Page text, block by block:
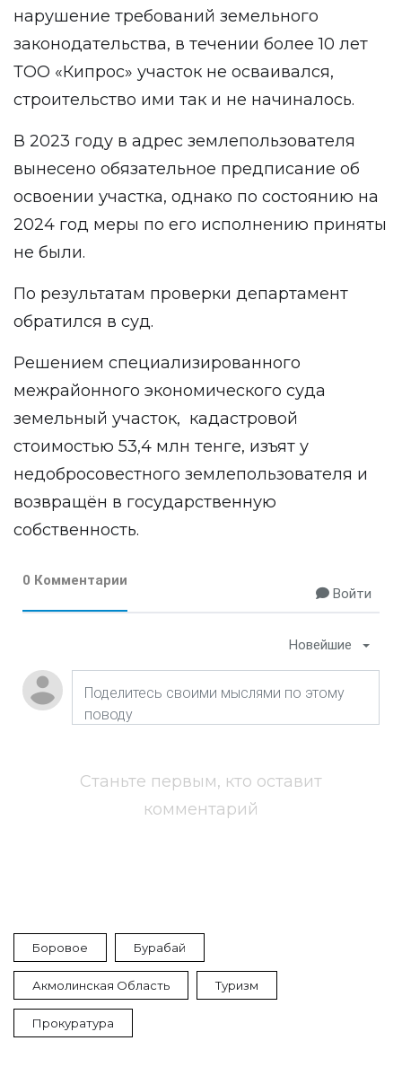
нарушение требований земельного
законодательства, в течении более 10 лет
ТОО «Кипрос» участок не осваивался,
строительство ими так и не начиналось.
В 2023 году в адрес землепользователя
вынесено обязательное предписание об
освоении участка, однако по состоянию на
2024 год меры по его исполнению приняты
не были.
По результатам проверки департамент
обратился в суд.
Решением специализированного
межрайонного экономического суда
земельный участок, кадастровой
стоимостью 53,4 млн тенге, изъят у
недобросовестного землепользователя и
возвращён в государственную
собственность.
0 Комментарии
Войти
Новейшие
Станьте первым, кто оставит
комментарий
Боровое Бурабай
Акмолинская Область Туризм
Прокуратура